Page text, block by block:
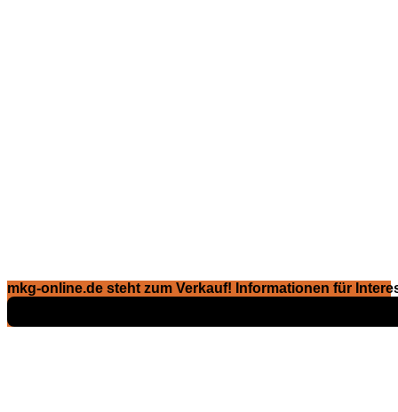
mkg-online.de steht zum Verkauf! Informationen für